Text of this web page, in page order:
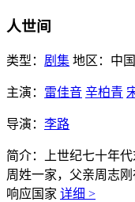
人世间
类型： 剧集 地区： 中
主演： 雷佳音 辛柏青
导演： 李路
简介： 上世纪七十年
周姓一家，父亲周志
响应国家 详细 >